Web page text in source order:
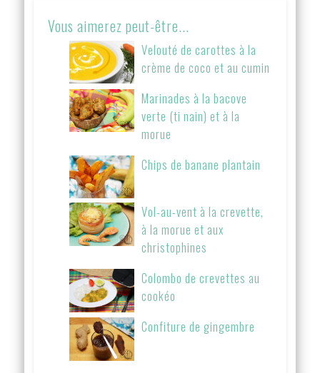
Vous aimerez peut-être...
Velouté de carottes à la
crème de coco et au cumin
Marinades à la bacove
verte (ti nain) et à la
morue
Chips de banane plantain
Vol-au-vent à la crevette,
à la morue et aux
christophines
Colombo de crevettes au
cookéo
Confiture de gingembre